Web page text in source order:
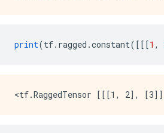
print(tf. ragged .constant([[[1 ,